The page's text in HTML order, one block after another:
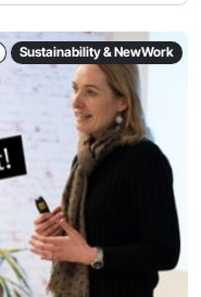
Sustainability & NewWork